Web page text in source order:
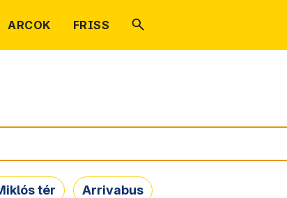
ARCOK FRISS
tér Arrivabus